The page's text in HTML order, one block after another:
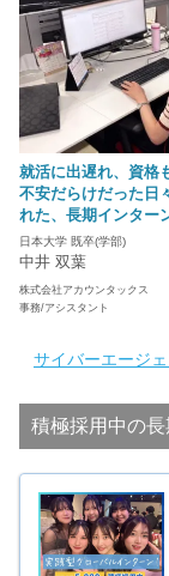
就活に出遅れ、資格
不安だらけだった日
れた、長期インター
日本大学 既卒(学部)
中井 双葉
株式会社アカウンタックス
事務/アシスタント
サイバーエージ
積極採用中の